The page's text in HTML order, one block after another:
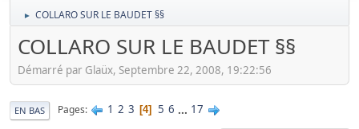
► COLLARO SUR LE BAUDET §§
COLLARO SUR LE BAUDET §§
Démarré par Glaüx, Septembre 22, 2008, 19:22:56
EN BAS Pages 1 2 3 4 5 6 ... 17